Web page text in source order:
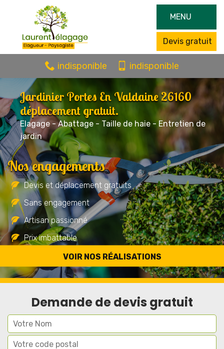
MENU
Devis gratuit
indisponible indisponible
Jardinier Portes En Valdaine 26160
déplacement gratuit.
Elagage - Abattage - Taille de haie - Entretien de
jardin
VOIR NOS RÉALISATIONS
Nos engagements
Devis et déplacement gratuits
Sans engagement
Artisan passionné
Prix imbattable
Travail de qualité
Demande de devis gratuit